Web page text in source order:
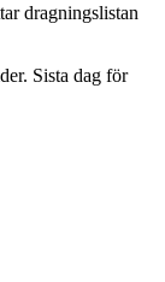
dragningslistan
Sista dag för